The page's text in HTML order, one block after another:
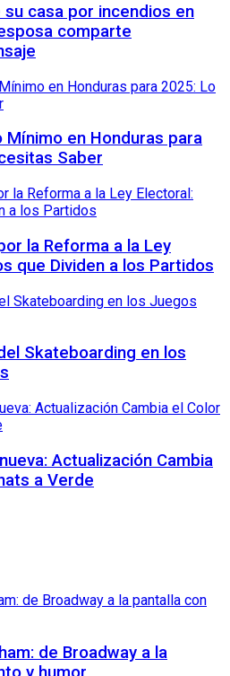
casa por incendios en
comparte
Mínimo en Honduras para
Saber
la Reforma a la Ley
que Dividen a los Partidos
Skateboarding en los
Actualización Cambia
a Verde
de Broadway a la